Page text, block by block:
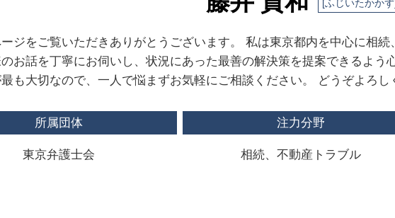
相続不動産 トラブル
共有不動産 家族信託
マンション 管理費 滞納
題
トラブル
ラブル
婚問題
分割協議
ジをご覧いただきありがとうございます。 私は東京都内を中心に相続
お話を丁寧にお伺いし、状況にあった最善の解決策を提案できるよ
も大切なので、一人で悩まずお気軽にご相談ください。 どうぞよろし
所属団体
東京弁護士会
注力分野
相続、不動産トラブル